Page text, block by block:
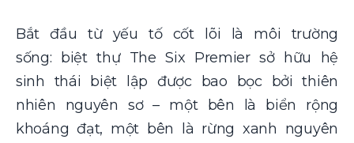
Bắt đầu từ yếu tố cốt lõi là môi trường
sống: biệt thự The Six Premier sở hữu hệ
sinh thái biệt lập được bao bọc bởi thiên
nhiên nguyên sơ – một bên là biển rộng
khoáng đạt, một bên là rừng xanh nguyên